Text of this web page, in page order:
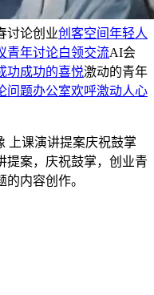
讨论创业创客空间年轻人
青年讨论白领交流AI会
功成功的喜悦激动的青年
问题办公室欢呼激动人心
上课演讲提案庆祝鼓掌
提案，庆祝鼓掌，创业青
的内容创作。